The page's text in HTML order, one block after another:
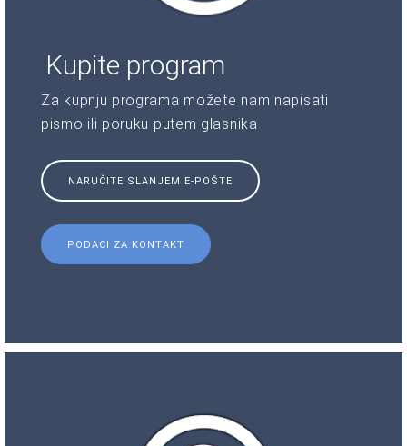
Kupite program
Za kupnju programa možete nam napisati
pismo ili poruku putem glasnika
NARUČITE SLANJEM E-POŠTE
PODACI ZA KONTAKT